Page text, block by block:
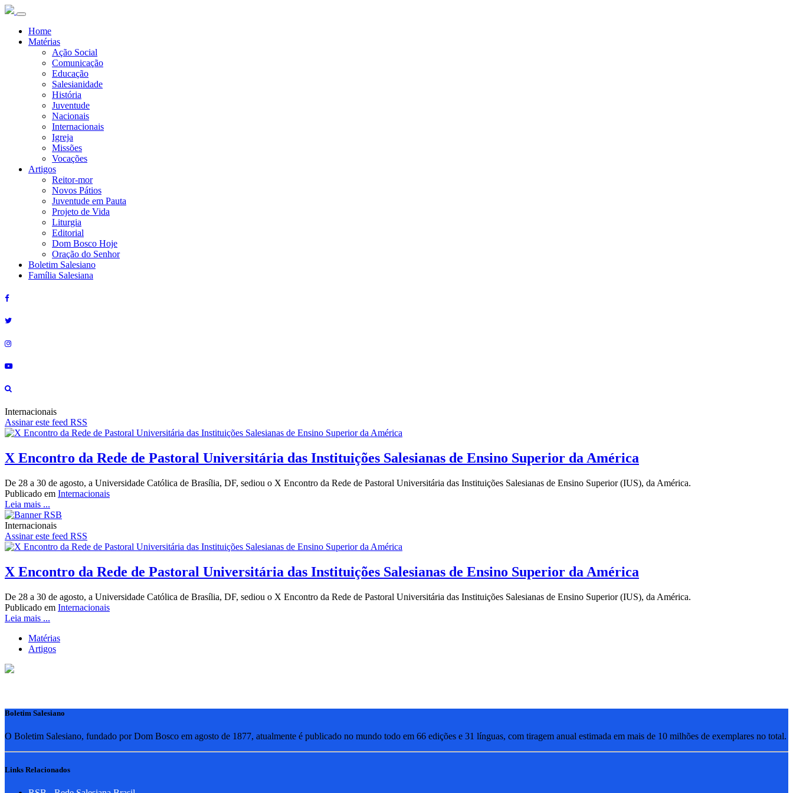
Home
Matérias
Ação Social
Comunicação
Educação
Salesianidade
História
Juventude
Nacionais
Internacionais
Igreja
Missões
Vocações
Artigos
Reitor-mor
Novos Pátios
Juventude em Pauta
Projeto de Vida
Liturgia
Editorial
Dom Bosco Hoje
Oração do Senhor
Boletim Salesiano
Família Salesiana
Internacionais
Assinar este feed RSS
X Encontro da Rede de Pastoral Universitária das Instituições Salesianas de Ensino Superior da América
De 28 a 30 de agosto, a Universidade Católica de Brasília, DF, sediou o X Encontro da Rede de Pastoral Universitária das Instituições Salesianas de Ensino Superior (IUS), da América.
Publicado em Internacionais
Leia mais ...
Internacionais
Assinar este feed RSS
X Encontro da Rede de Pastoral Universitária das Instituições Salesianas de Ensino Superior da América
De 28 a 30 de agosto, a Universidade Católica de Brasília, DF, sediou o X Encontro da Rede de Pastoral Universitária das Instituições Salesianas de Ensino Superior (IUS), da América.
Publicado em Internacionais
Leia mais ...
Matérias
Artigos
Boletim Salesiano
O Boletim Salesiano, fundado por Dom Bosco em agosto de 1877, atualmente é publicado no mundo todo em 66 edições e 31 línguas, com tiragem anual estimada em mais de 10 milhões de exemplares no total.
Links Relacionados